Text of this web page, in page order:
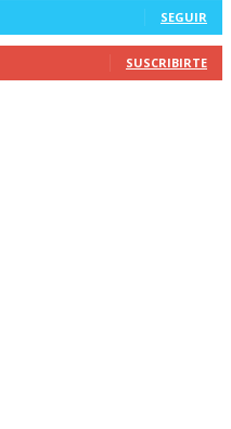
SEGUIR
SUSCRIBIRTE